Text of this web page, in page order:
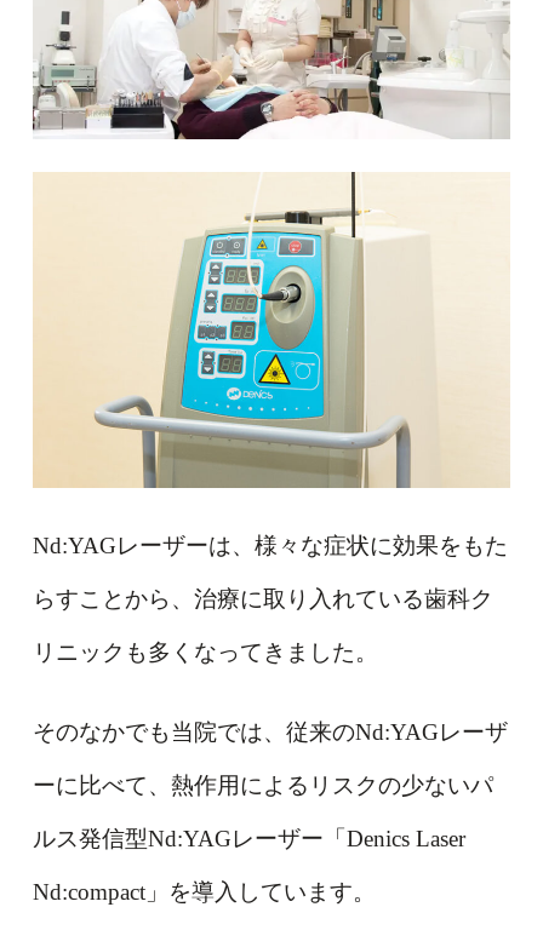
Nd:YAGレーザーは、様々な症状に効果をもた
らすことから、治療に取り入れている歯科ク
リニックも多くなってきました。
そのなかでも当院では、従来のNd:YAGレーザ
ーに比べて、熱作用によるリスクの少ないパ
ルス発信型Nd:YAGレーザー「Denics Laser
Nd:compact」を導入しています。